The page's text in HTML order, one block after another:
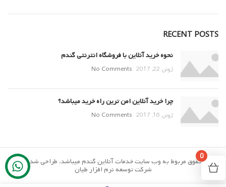
RECENT POSTS
نحوه خرید آنلاین با فروشگاه انترنتی گندم
ژوئن 22, 2017 No Comments
چرا خرید آنلاین امن ترین راه خرید میباشد؟
ژوئن 16, 2017 No Comments
تمام حقوق مربوط به وب سایت خدمات آنلاین گندم میباشد. طراحی شده توسط
شرکت توسعه نرم افزار طیان
0